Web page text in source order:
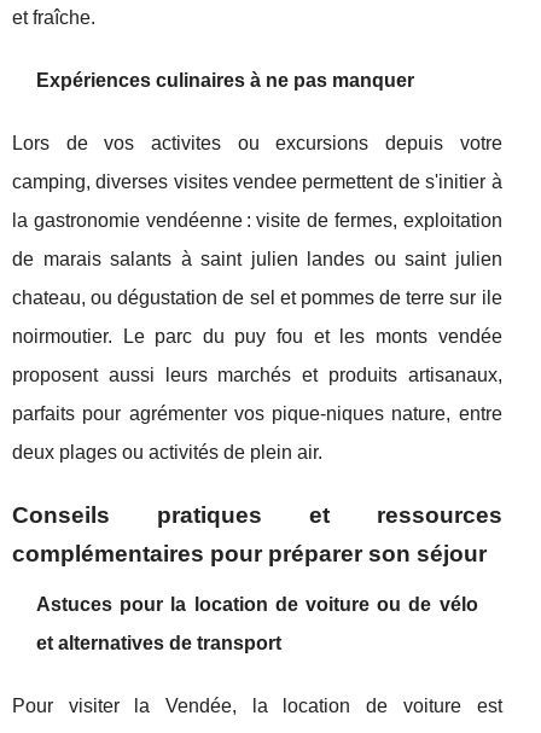
et fraîche.
Expériences culinaires à ne pas manquer
Lors de vos activites ou excursions depuis votre
camping, diverses visites vendee permettent de s'initier à
la gastronomie vendéenne : visite de fermes, exploitation
de marais salants à saint julien landes ou saint julien
chateau, ou dégustation de sel et pommes de terre sur ile
noirmoutier. Le parc du puy fou et les monts vendée
proposent aussi leurs marchés et produits artisanaux,
parfaits pour agrémenter vos pique-niques nature, entre
deux plages ou activités de plein air.
Conseils pratiques et ressources
complémentaires pour préparer son séjour
Astuces pour la location de voiture ou de vélo
et alternatives de transport
Pour visiter la Vendée, la location de voiture est